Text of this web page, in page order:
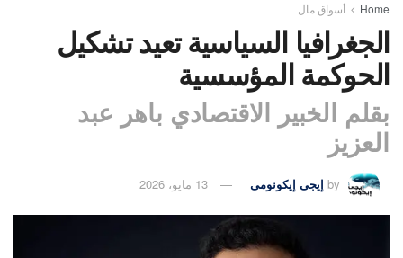
Home أسواق مال
الجغرافيا السياسية تعيد تشكيل
الحوكمة المؤسسية
بقلم الخبير الاقتصادي باهر عبد
العزيز
by إيجى إيكونومى 13 مايو، 2026